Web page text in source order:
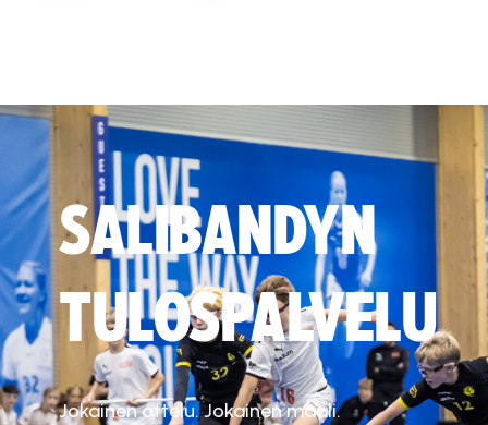
SALIBANDYN
TULOSPALVELU
Jokainen ottelu. Jokainen maali.